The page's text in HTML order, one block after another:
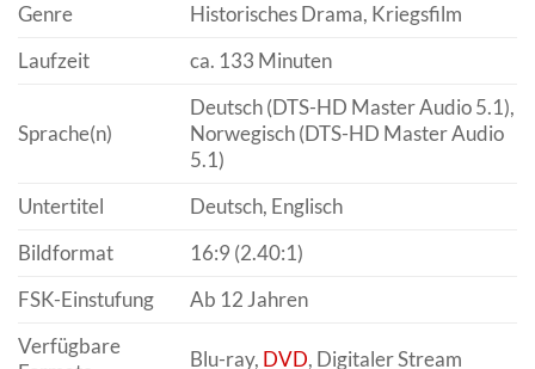
Genre
Historisches Drama, Kriegsfilm
Laufzeit
ca. 133 Minuten
Sprache(n)
Deutsch (DTS-HD Master Audio 5.1),
Norwegisch (DTS-HD Master Audio
5.1)
Untertitel
Deutsch, Englisch
Bildformat
16:9 (2.40:1)
FSK-Einstufung
Ab 12 Jahren
Verfügbare
Blu-ray, DVD, Digitaler Stream